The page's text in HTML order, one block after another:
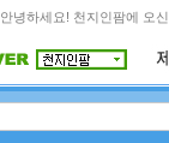
안녕하세요! 천지인팜에 오